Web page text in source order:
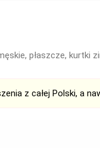
płaszcze, kurtki
z całej Polski, a